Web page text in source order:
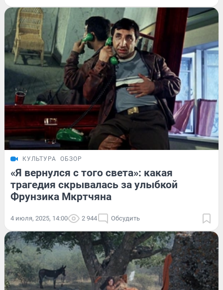
КУЛЬТУРА ОБЗОР
«Я вернулся с того света»: какая
трагедия скрывалась за улыбкой
Фрунзика Мкртчяна
4 июля, 2025, 14:00 2 944 Обсудить